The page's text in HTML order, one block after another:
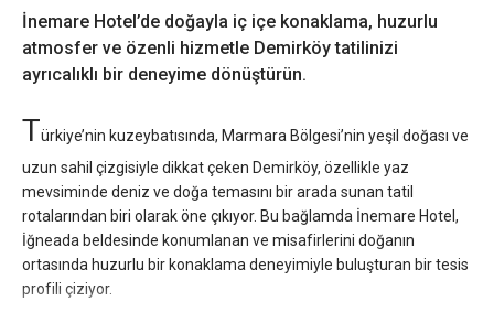
İnemare Hotel’de doğayla iç içe konaklama, huzurlu
atmosfer ve özenli hizmetle Demirköy tatilinizi
ayrıcalıklı bir deneyime dönüştürün.
Türkiye’nin kuzeybatısında, Marmara Bölgesi’nin yeşil doğası ve
uzun sahil çizgisiyle dikkat çeken Demirköy, özellikle yaz
mevsiminde deniz ve doğa temasını bir arada sunan tatil
rotalarından biri olarak öne çıkıyor. Bu bağlamda İnemare Hotel,
İğneada beldesinde konumlanan ve misafirlerini doğanın
ortasında huzurlu bir konaklama deneyimiyle buluşturan bir tesis
profili çiziyor.